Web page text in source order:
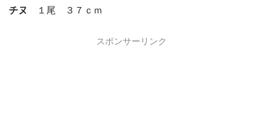
チヌ １尾 ３７ｃｍ
スポンサーリンク